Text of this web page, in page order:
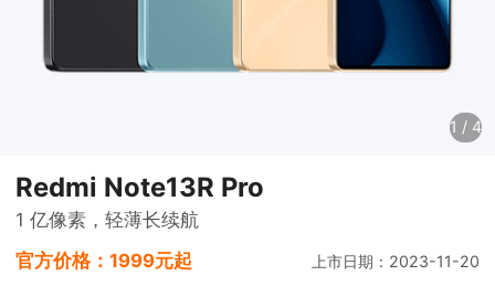
1 / 4
Redmi Note13R Pro
1 亿像素，轻薄长续航
官方价格：1999元起 上市日期：2023-11-20